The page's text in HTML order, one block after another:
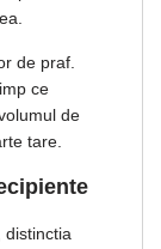
de praf.
ce
de
tare.
distinctia